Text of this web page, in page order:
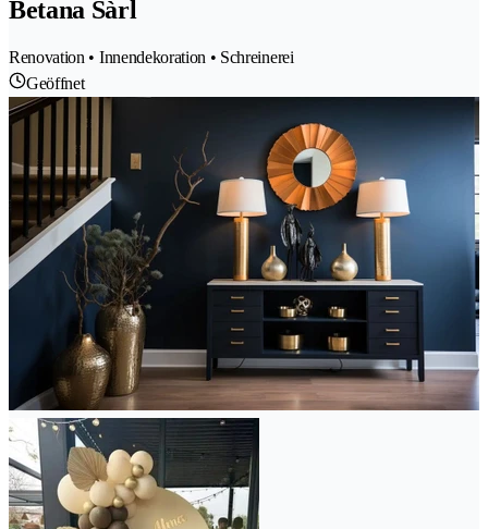
Betana Sàrl
Renovation • Innendekoration • Schreinerei
Geöffnet